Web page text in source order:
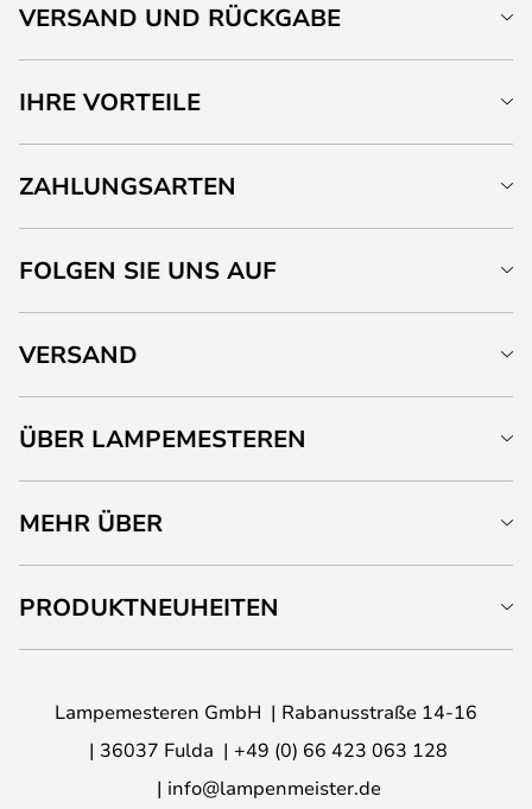
VERSAND UND RÜCKGABE
IHRE VORTEILE
ZAHLUNGSARTEN
FOLGEN SIE UNS AUF
VERSAND
ÜBER LAMPEMESTEREN
MEHR ÜBER
PRODUKTNEUHEITEN
Lampemesteren GmbH
Rabanusstraße 14-16
36037 Fulda
+49 (0) 66 423 063 128
info@lampenmeister.de